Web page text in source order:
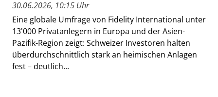
30.06.2026, 10:15 Uhr
Eine globale Umfrage von Fidelity International unter
13'000 Privatanlegern in Europa und der Asien-
Pazifik-Region zeigt: Schweizer Investoren halten
überdurchschnittlich stark an heimischen Anlagen
fest – deutlich...